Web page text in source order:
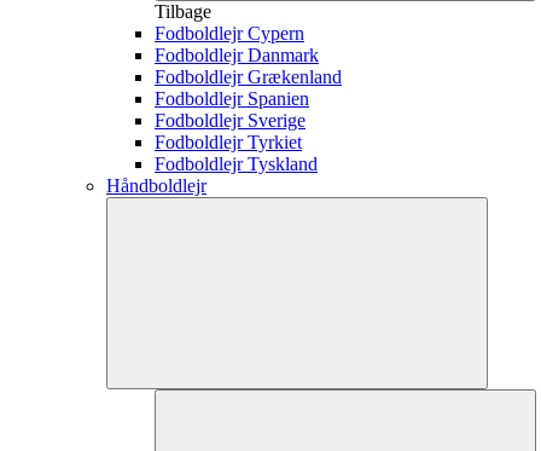
Tilbage
Fodboldlejr Cypern
Fodboldlejr Danmark
Fodboldlejr Grækenland
Fodboldlejr Spanien
Fodboldlejr Sverige
Fodboldlejr Tyrkiet
Fodboldlejr Tyskland
Håndboldlejr